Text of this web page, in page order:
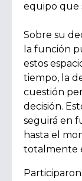
equipo que
Sobre su
la función
estos
tiempo, la
cuestión
decisión.
seguirá en
hasta el
totalmente